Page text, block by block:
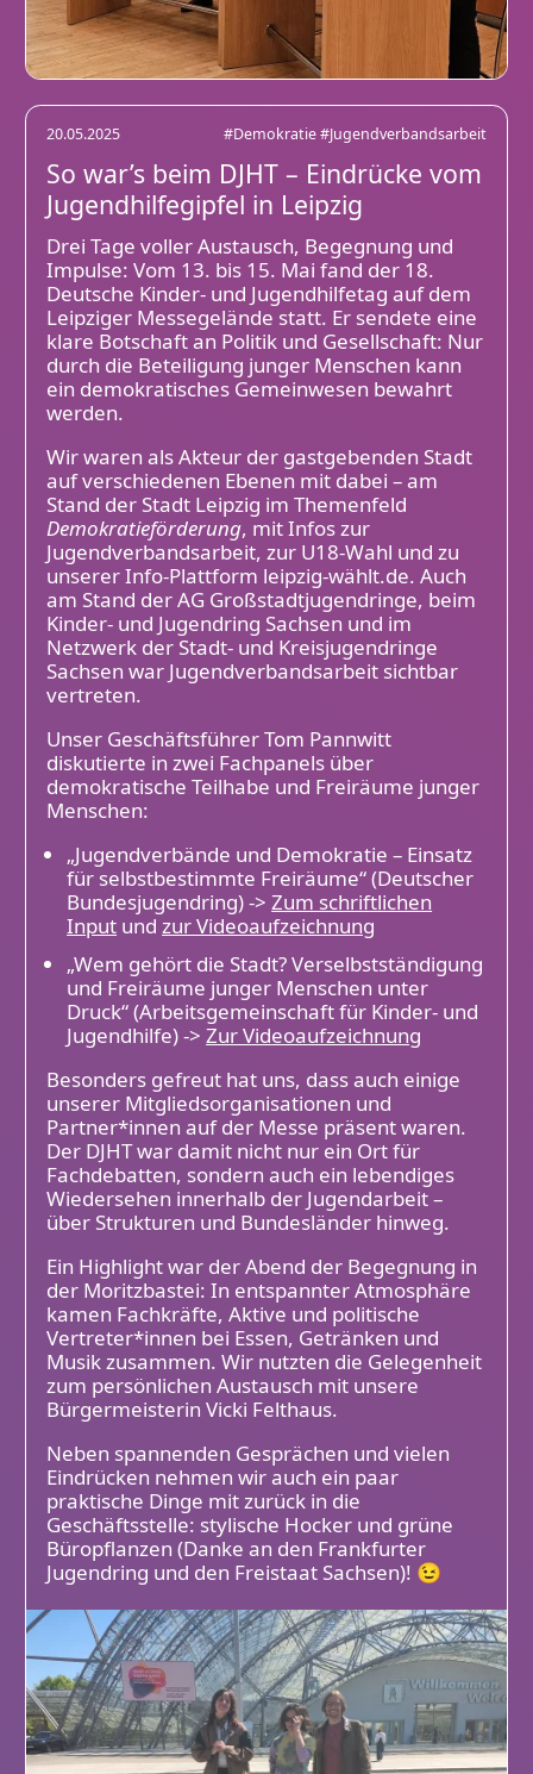
So war’s beim DJHT – Eindrücke vom
Jugendhilfegipfel in Leipzig
Drei Tage voller Austausch, Begegnung und
Impulse: Vom 13. bis 15. Mai fand der 18.
Deutsche Kinder- und Jugendhilfetag auf dem
Leipziger Messegelände statt. Er sendete eine
klare Botschaft an Politik und Gesellschaft: Nur
durch die Beteiligung junger Menschen kann
ein demokratisches Gemeinwesen bewahrt
werden.
Wir waren als Akteur der gastgebenden Stadt
auf verschiedenen Ebenen mit dabei – am
Stand der Stadt Leipzig im Themenfeld
Demokratieförderung, mit Infos zur
Jugendverbandsarbeit, zur U18-Wahl und zu
unserer Info-Plattform leipzig-wählt.de. Auch
am Stand der AG Großstadtjugendringe, beim
Kinder- und Jugendring Sachsen und im
Netzwerk der Stadt- und Kreisjugendringe
Sachsen war Jugendverbandsarbeit sichtbar
vertreten.
Unser Geschäftsführer Tom Pannwitt
diskutierte in zwei Fachpanels über
demokratische Teilhabe und Freiräume junger
Menschen:
„Jugendverbände und Demokratie – Einsatz
für selbstbestimmte Freiräume“ (Deutscher
Bundesjugendring) ->Zum schriftlichen
Input undzur Videoaufzeichnung
„Wem gehört die Stadt? Verselbstständigung
und Freiräume junger Menschen unter
Druck“ (Arbeitsgemeinschaft für Kinder- und
Jugendhilfe) ->Zur Videoaufzeichnung
Besonders gefreut hat uns, dass auch einige
unserer Mitgliedsorganisationen und
Partner*innen auf der Messe präsent waren.
Der DJHT war damit nicht nur ein Ort für
Fachdebatten, sondern auch ein lebendiges
Wiedersehen innerhalb der Jugendarbeit –
über Strukturen und Bundesländer hinweg.
Ein Highlight war der Abend der Begegnung in
der Moritzbastei: In entspannter Atmosphäre
kamen Fachkräfte, Aktive und politische
Vertreter*innen bei Essen, Getränken und
Musik zusammen. Wir nutzten die Gelegenheit
zum persönlichen Austausch mit unsere
Bürgermeisterin Vicki Felthaus.
Neben spannenden Gesprächen und vielen
Eindrücken nehmen wir auch ein paar
praktische Dinge mit zurück in die
Geschäftsstelle: stylische Hocker und grüne
Büropflanzen (Danke an den Frankfurter
Jugendring und den Freistaat Sachsen)! 😉
20.05.2025 #Demokratie#Jugendverbandsarbeit